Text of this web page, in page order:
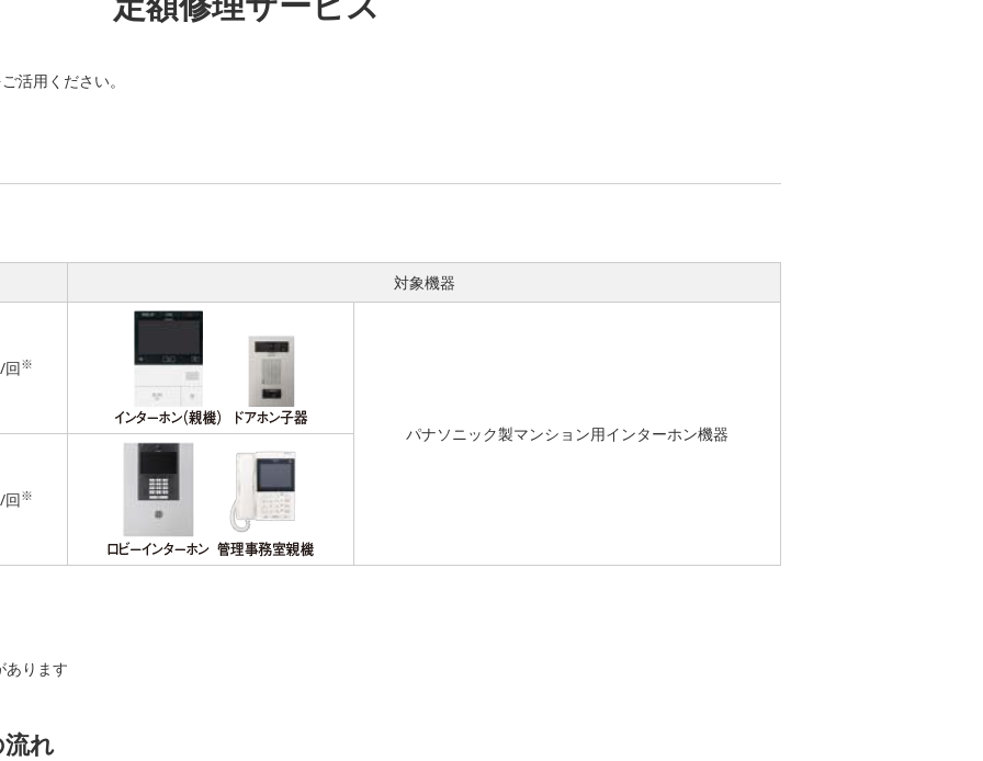
活用ください。
対象機器
回※
パナソニック製マンション用インターホン機器
回※
あります
れ